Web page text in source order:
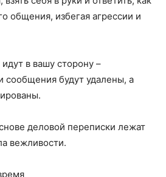
общения, избегая агрессии и
в вашу сторону –
сообщения будут удалены, а
деловой переписки лежат
вежливости.